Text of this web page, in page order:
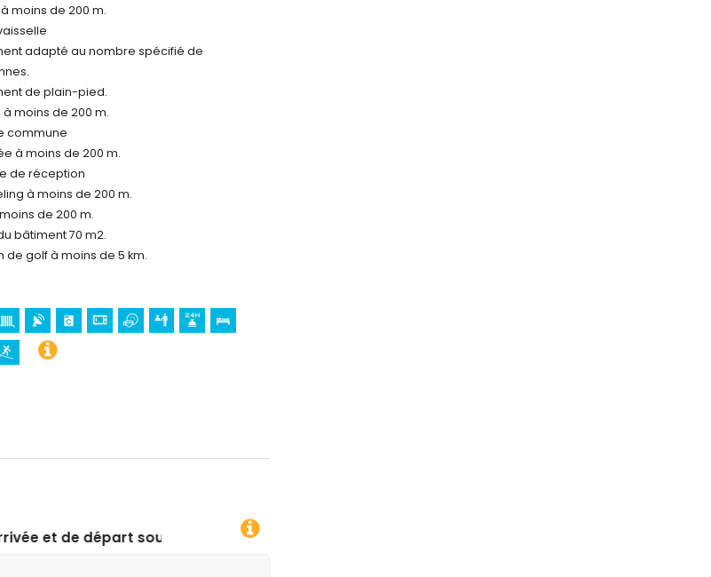
de la maison)
(Pueblo de Jávea, Jávea),
de Jávea et Jávea) (à moins de 5
l'hébergement)
moins de 5 kilomètres de l'appartement)
moins de 200 m.
adapté au nombre spécifié de
de plain-pied.
à moins de 200 m.
commune
à moins de 200 m.
de réception
à moins de 200 m.
de 200 m.
bâtiment 70 m2.
de golf à moins de 5 km.
!